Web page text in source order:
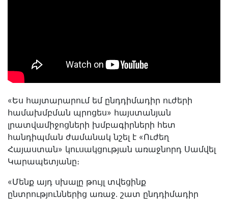
«Ես հայտարարում եմ ընդդիմադիր ուժերի
համախմբման պրոցես» հայստանյան
լրատվամիջոցների խմբագիրների հետ
հանդիպման ժամանակ նշել է «Ուժեղ
Հայաստան» կուսակցության առաջնորդ Սամվել
Կարապետյանը։
«Մենք այդ սխալը թույլ տվեցինք
ընտրություններից առաջ․ շատ ընդդիմադիր